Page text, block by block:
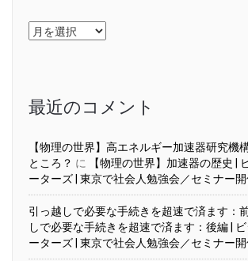
ア
ー
最近のコメント
【物理の世界】高エネルギー加速器研究機
ところ？ に
【物理の世界】加速器の歴史 |
ーターズ | 東京で社会人勉強会／セミナー
引っ越しで必要な手続きを超速で済ます：
しで必要な手続きを超速で済ます：後編 |
ーターズ | 東京で社会人勉強会／セミナー